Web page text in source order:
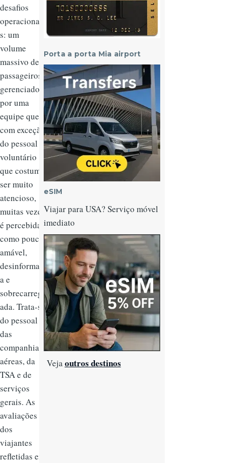
desafios
operacionai
s: um
volume
massivo de
passageiros
gerenciado
por uma
equipe que,
com exceção
do pessoal
voluntário
que costuma
ser muito
atencioso,
muitas vezes
é percebida
como pouco
amável,
desinformad
a e
sobrecarreg
ada. Trata-se
do pessoal
das
companhias
aéreas, da
TSA e de
serviços
gerais. As
avaliações
dos
viajantes
refletidas em
Porta a porta Mia airport
Imagem
eSIM
Viajar para USA? Serviço móvel
imediato
Imagem
Vejaoutros destinos